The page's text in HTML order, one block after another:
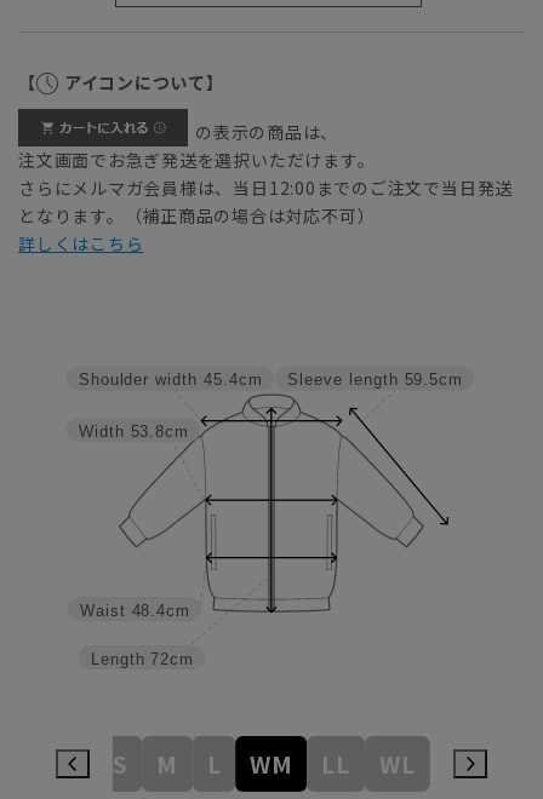
【 アイコンについて】
の表示の商品は、
注文画面でお急ぎ発送を選択いただけます。
さらにメルマガ会員様は、当日12:00までのご注文で当日発送
となります。（補正商品の場合は対応不可）
詳しくはこちら
Sleeve length 59.5cm
Length 72cm
Waist 48.4cm
Width 53.8cm
Shoulder width 45.4cm
SS S M L WM LL WL 3L